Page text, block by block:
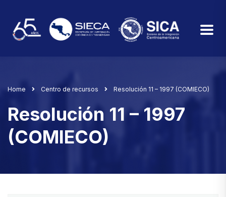
Home Centro de recursos Resolución 11 – 1997 (COMIECO)
Resolución 11 – 1997
(COMIECO)